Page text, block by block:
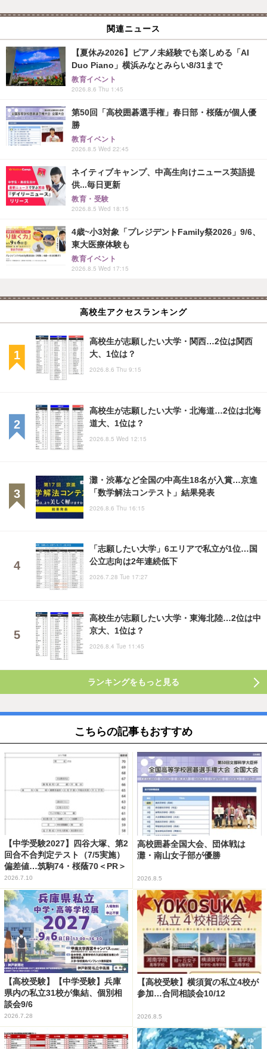
関連ニュース
【夏休み2026】ピアノ未経験でも楽しめる「AI
Duo Piano」横浜みなとみらい8/31まで
教育イベント
2026.8.6 Thu 1:45
第50回「高校囲碁選手権」春日部・桜蔭が個人優
勝
教育イベント
2026.8.5 Wed 22:45
ネイティブキャンプ、中高生向けニュース英語提
供...毎日更新
教育・受験
2026.8.5 Wed 18:15
4歳~小3対象「プレジデントFamily祭2026」9/6、
東大医療体験も
教育イベント
2026.8.5 Wed 17:15
高校生アクセスランキング
高校生が志願したい大学・関西…2位は関西
大、1位は？
2026.8.6 Thu 9:15
高校生が志願したい大学・北海道…2位は北海
道大、1位は？
2026.8.5 Wed 12:15
灘・渋幕など全国の中高生18名が入賞…京進
「数学解法コンテスト」結果発表
2026.8.6 Thu 16:15
「志願したい大学」6エリアで私立が1位…国
公立志向は2年連続低下
2026.7.28 Tue 17:27
高校生が志願したい大学・東海北陸…2位は中
京大、1位は？
2026.8.4 Tue 11:45
ランキングをもっと見る
こちらの記事もおすすめ
【中学受験2027】四谷大塚、第2
回合不合判定テスト（7/5実施）
偏差値…筑駒74・桜蔭70＜PR＞
2026.7.10
高校囲碁全国大会、団体戦は
灘・南山女子部が優勝
2026.8.5
【高校受験】【中学受験】兵庫
県内の私立31校が集結、個別相
談会9/6
2026.7.28
【高校受験】横須賀の私立4校が
参加…合同相談会10/12
2026.8.5